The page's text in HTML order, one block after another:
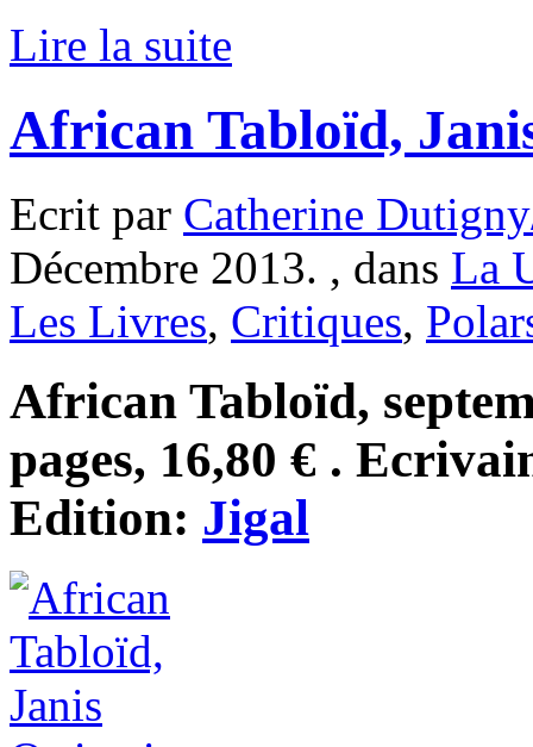
Lire la suite
African Tabloïd,
Ecrit par Catherine
Décembre 2013. , dans La
Les Livres, Critiques,
African Tabloïd,
pages, 16,80 € .
Edition: Jigal